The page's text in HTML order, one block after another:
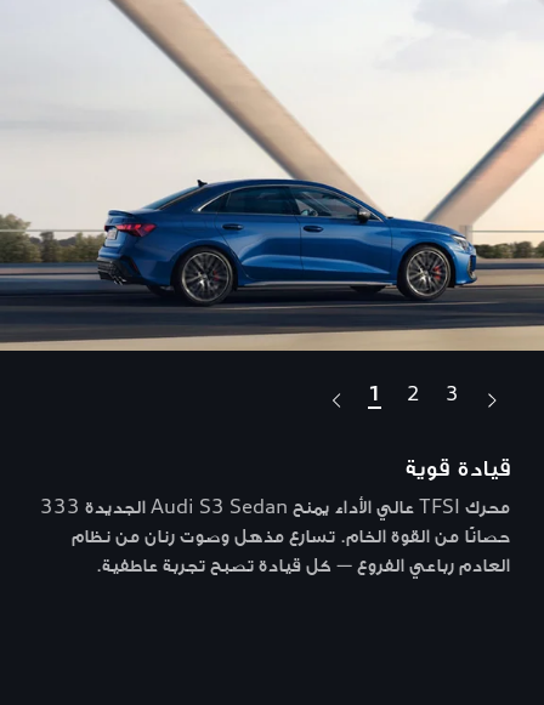
قيادة قوية
محرك TFSI عالي الأداء يمنح Audi S3 Sedan الجديدة 333
حصانًا من القوة الخام. تسارع مذهل وصوت رنان من نظام
العادم رباعي الفروع — كل قيادة تصبح تجربة عاطفية.
1 2 3